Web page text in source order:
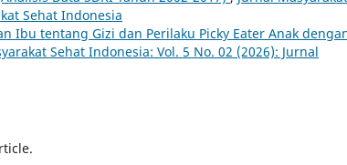
Sehat Indonesia
Ibu tentang Gizi dan Perilaku Picky Eater Anak
Sehat Indonesia: Vol. 5 No. 02 (2026): Jurnal